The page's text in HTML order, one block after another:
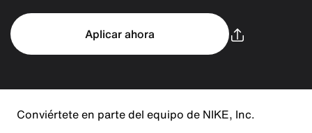
Aplicar ahora
Conviértete en parte del equipo de NIKE, Inc.